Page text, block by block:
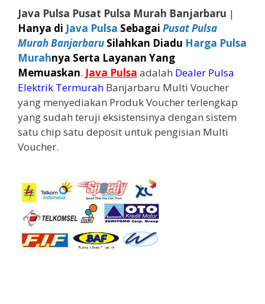
Java Pulsa Pusat Pulsa Murah Banjarbaru |
Hanya di Java Pulsa Sebagai Pusat Pulsa
Murah Banjarbaru Silahkan Diadu Harga Pulsa
Murahnya Serta Layanan Yang
Memuaskan. Java Pulsa adalah Dealer Pulsa
Elektrik Termurah Banjarbaru Multi Voucher
yang menyediakan Produk Voucher terlengkap
yang sudah teruji eksistensinya dengan sistem
satu chip satu deposit untuk pengisian Multi
Voucher.